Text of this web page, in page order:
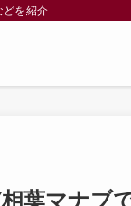
どを紹介
葉マナブ